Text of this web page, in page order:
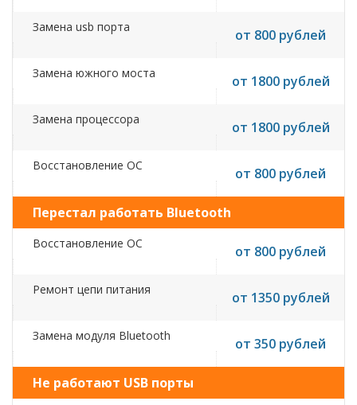
Замена usb порта от 800 рублей
Замена южного моста от 1800 рублей
Замена процессора от 1800 рублей
Восстановление ОС от 800 рублей
Перестал работать Bluetooth
Восстановление ОС от 800 рублей
Ремонт цепи питания от 1350 рублей
Замена модуля Bluetooth от 350 рублей
Не работают USB порты